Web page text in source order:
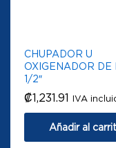
CHUPADOR U
OXIGENADOR DE
1/2″
₡1,231.91 IVA
Añadir al